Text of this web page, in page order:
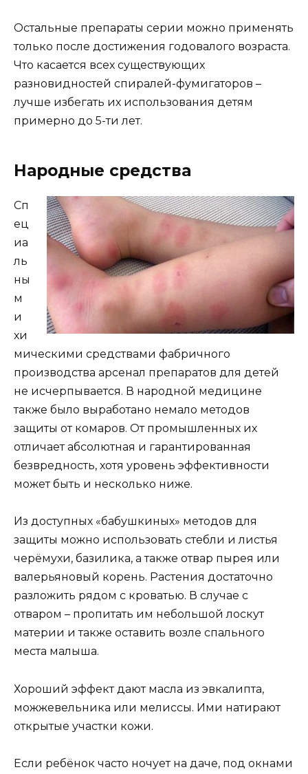
Остальные препараты серии можно применять
только после достижения годовалого возраста.
Что касается всех существующих
разновидностей спиралей-фумигаторов –
лучше избегать их использования детям
примерно до 5-ти лет.
Народные средства
Сп
ец
иа
ль
ны
м
и
хи
мическими средствами фабричного
производства арсенал препаратов для детей
не исчерпывается. В народной медицине
также было выработано немало методов
защиты от комаров. От промышленных их
отличает абсолютная и гарантированная
безвредность, хотя уровень эффективности
может быть и несколько ниже.
Из доступных «бабушкиных» методов для
защиты можно использовать стебли и листья
черёмухи, базилика, а также отвар пырея или
валерьяновый корень. Растения достаточно
разложить рядом с кроватью. В случае с
отваром – пропитать им небольшой лоскут
материи и также оставить возле спального
места малыша.
Хороший эффект дают масла из эвкалипта,
можжевельника или мелиссы. Ими натирают
открытые участки кожи.
Если ребёнок часто ночует на даче, под окнами